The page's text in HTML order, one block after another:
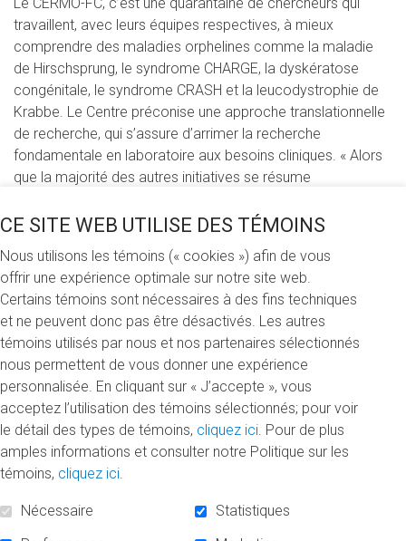
Le CERMO-FC, c’est une quarantaine de chercheurs qui
travaillent, avec leurs équipes respectives, à mieux
comprendre des maladies orphelines comme la maladie
de Hirschsprung, le syndrome CHARGE, la dyskératose
congénitale, le syndrome CRASH et la leucodystrophie de
Krabbe. Le Centre préconise une approche translationnelle
de recherche, qui s’assure d’arrimer la recherche
fondamentale en laboratoire aux besoins cliniques. « Alors
que la majorité des autres initiatives se résume
le professeurNicolas Pilon, cette idée de couvrir tout le
maladies orphelines est à notre connaissance unique ».
« Enfin un centre d’excellence en recherche sur les
maladies orphelines! a déclaré Pierre Lavoie, cofondateur
du Grand défi Pierre Lavoie. C’est un rêve qui se réalise.
Nous pouvons maintenant concentrer nos efforts pour faire
du Québec une plateforme mondiale en recherche sur des
maladies orphelines. Je félicite le leadership de l’UQAM et
de son chercheur principal Nicolas Pilon ».
Le CERMO-FC : la rencontre d’un chercheur et d’un
Passionné par la biologie du développement depuis le
CE SITE WEB UTILISE DES TÉMOINS
Nous utilisons les témoins (« cookies ») afin de vous
offrir une expérience optimale sur notre site web.
Certains témoins sont nécessaires à des fins techniques
et ne peuvent donc pas être désactivés. Les autres
témoins utilisés par nous et nos partenaires sélectionnés
nous permettent de vous donner une expérience
personnalisée. En cliquant sur « J’accepte », vous
acceptez l’utilisation des témoins sélectionnés; pour voir
le détail des types de témoins, cliquez ici. Pour de plus
amples informations et consulter notre Politique sur les
témoins, cliquez ici.
Nécessaire
Statistiques